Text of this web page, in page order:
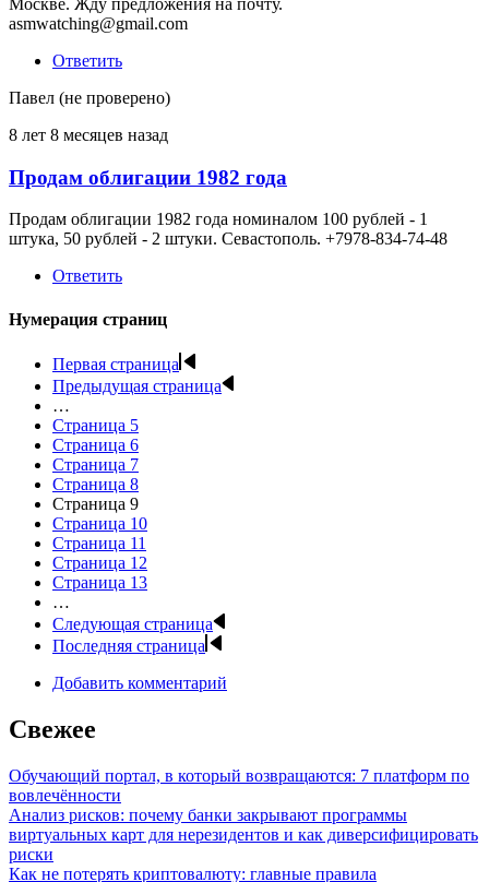
asmwatching@gmail.com
Ответить
Павел (не проверено)
8 лет 8 месяцев назад
Продам облигации 1982 года
Продам облигации 1982 года номиналом 100 рублей - 1
штука, 50 рублей - 2 штуки. Севастополь. +7978-834-74-48
Ответить
Нумерация страниц
Первая страница
Предыдущая страница
…
Страница 5
Страница 6
Страница 7
Страница 8
Страница 9
Страница 10
Страница 11
Страница 12
Страница 13
…
Следующая страница
Последняя страница
Добавить комментарий
Свежее
Обучающий портал, в который возвращаются: 7 платформ по
вовлечённости
Анализ рисков: почему банки закрывают программы
виртуальных карт для нерезидентов и как диверсифицировать
риски
Как не потерять криптовалюту: главные правила